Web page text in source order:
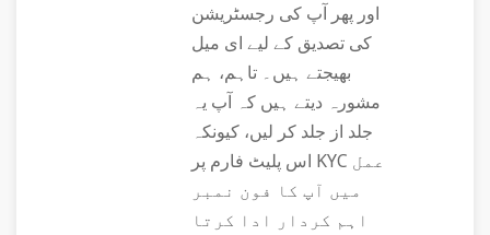
اور پھر آپ کی رجسٹریشن
کی تصدیق کے لیے ای میل
بھیجتے ہیں۔ تاہم، ہم
مشورہ دیتے ہیں کہ آپ یہ
جلد از جلد کر لیں، کیونکہ
اس پلیٹ فارم پر KYC عمل
میں آپ کا فون نمبر
اہم کردار ادا کرتا